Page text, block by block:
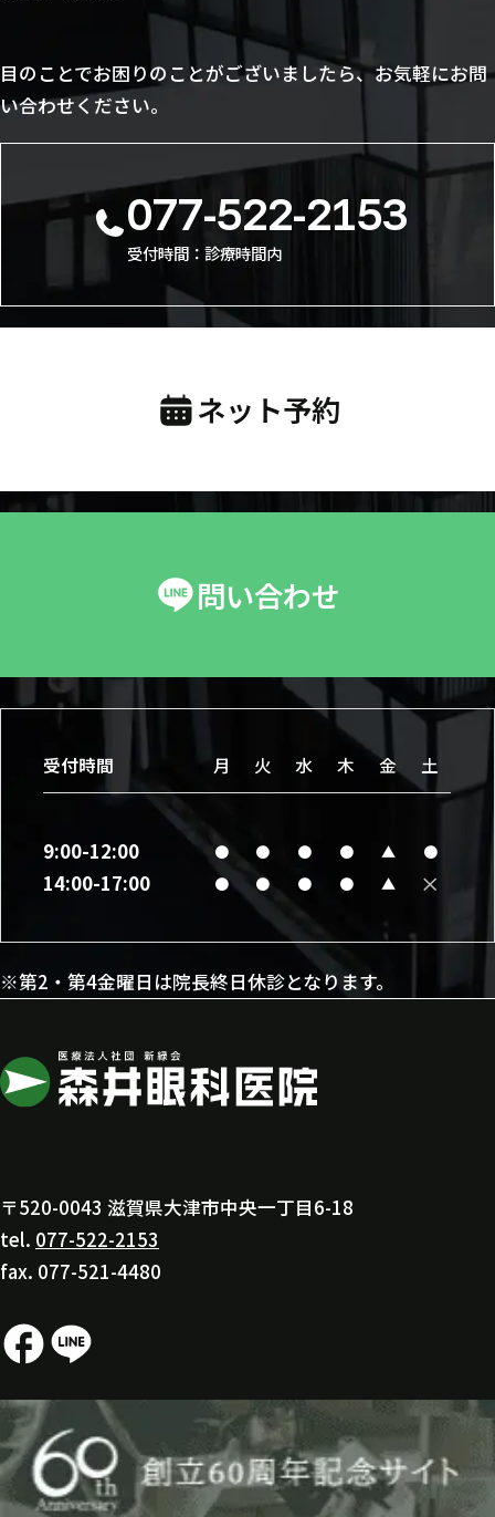
目のことでお困りのことがございましたら、お気軽にお問
い合わせください。
077-522-2153
受付時間：診療時間内
ネット予約
問い合わせ
受付時間 月 火 水 木 金 土
9:00-12:00 ● ● ● ● ▲ ●
14:00-17:00 ● ● ● ● ▲ ×
※第2・第4金曜日は院長終日休診となります。
〒520-0043 滋賀県大津市中央一丁目6-18
tel. 077-522-2153
fax. 077-521-4480